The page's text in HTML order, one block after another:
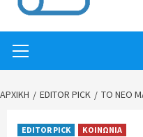
Menu
ΑΡΧΙΚΉ EDITOR PICK ΤΟ ΝΈΟ
EDITOR PICK ΚΟΙΝΩΝΙΑ